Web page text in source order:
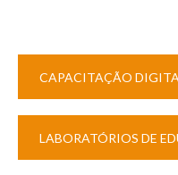
CAPACITAÇÃO
LABORATÓRIOS DE